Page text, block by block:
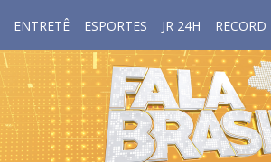
ENTRETÊ ESPORTES JR 24H RECORD